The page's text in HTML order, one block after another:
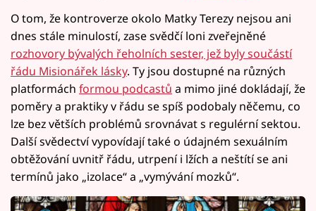
O tom, že kontroverze okolo Matky Terezy nejsou ani
dnes stále minulostí, zase svědčí loni zveřejněné
rozhovory bývalých řeholních sester, jež byly součástí
řádu Misionářek lásky. Ty jsou dostupné na různých
platformách formou podcastů a mimo jiné dokládají, že
poměry a praktiky v řádu se spíš podobaly něčemu, co
lze bez větších problémů srovnávat s regulérní sektou.
Další svědectví vypovídají také o údajném sexuálním
obtěžování uvnitř řádu, utrpení i lžích a neštítí se ani
termínů jako „izolace“ a „vymývání mozků“.